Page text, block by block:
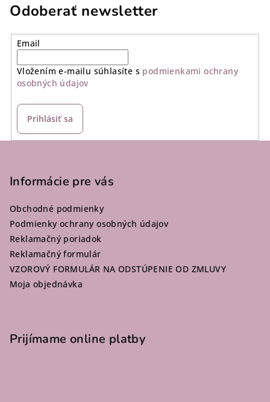
Odoberať newsletter
Email
Vložením e-mailu súhlasíte s podmienkami ochrany
osobných údajov
Prihlásiť sa
Informácie pre vás
Obchodné podmienky
Podmienky ochrany osobných údajov
Reklamačný poriadok
Reklamačný formulár
VZOROVÝ FORMULÁR NA ODSTÚPENIE OD ZMLUVY
Moja objednávka
Prijímame online platby